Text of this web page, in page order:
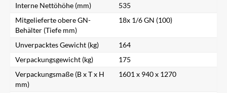
Interne Nettöhöhe (mm)
535
Mitgelieferte obere GN-
Behälter (Tiefe mm)
18x 1/6 GN (100)
Unverpacktes Gewicht (kg)
164
Verpackungsgewicht (kg)
175
Verpackungsmaße (B x T x H
mm)
1601 x 940 x 1270